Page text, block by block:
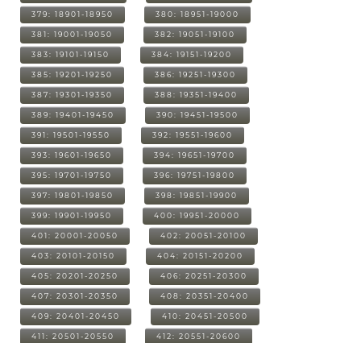
379: 18901-18950 380: 18951-19000
381: 19001-19050 382: 19051-19100
383: 19101-19150 384: 19151-19200
385: 19201-19250 386: 19251-19300
387: 19301-19350 388: 19351-19400
389: 19401-19450 390: 19451-19500
391: 19501-19550 392: 19551-19600
393: 19601-19650 394: 19651-19700
395: 19701-19750 396: 19751-19800
397: 19801-19850 398: 19851-19900
399: 19901-19950 400: 19951-20000
401: 20001-20050 402: 20051-20100
403: 20101-20150 404: 20151-20200
405: 20201-20250 406: 20251-20300
407: 20301-20350 408: 20351-20400
409: 20401-20450 410: 20451-20500
411: 20501-20550 412: 20551-20600